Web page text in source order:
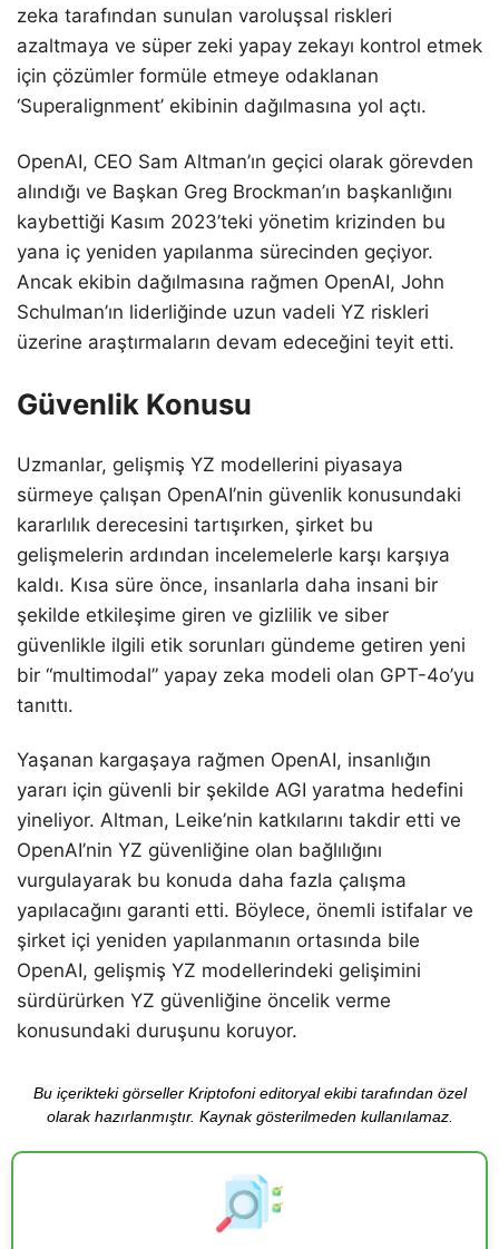
zeka tarafından sunulan varoluşsal riskleri
azaltmaya ve süper zeki yapay zekayı kontrol etmek
için çözümler formüle etmeye odaklanan
‘Superalignment’ ekibinin dağılmasına yol açtı.
OpenAI, CEO Sam Altman’ın geçici olarak görevden
alındığı ve Başkan Greg Brockman’ın başkanlığını
kaybettiği Kasım 2023’teki yönetim krizinden bu
yana iç yeniden yapılanma sürecinden geçiyor.
Ancak ekibin dağılmasına rağmen OpenAI, John
Schulman’ın liderliğinde uzun vadeli YZ riskleri
üzerine araştırmaların devam edeceğini teyit etti.
Güvenlik Konusu
Uzmanlar, gelişmiş YZ modellerini piyasaya
sürmeye çalışan OpenAI’nin güvenlik konusundaki
kararlılık derecesini tartışırken, şirket bu
gelişmelerin ardından incelemelerle karşı karşıya
kaldı. Kısa süre önce, insanlarla daha insani bir
şekilde etkileşime giren ve gizlilik ve siber
güvenlikle ilgili etik sorunları gündeme getiren yeni
bir “multimodal” yapay zeka modeli olan GPT-4o’yu
tanıttı.
Yaşanan kargaşaya rağmen OpenAI, insanlığın
yararı için güvenli bir şekilde AGI yaratma hedefini
yineliyor. Altman, Leike’nin katkılarını takdir etti ve
OpenAI’nin YZ güvenliğine olan bağlılığını
vurgulayarak bu konuda daha fazla çalışma
yapılacağını garanti etti. Böylece, önemli istifalar ve
şirket içi yeniden yapılanmanın ortasında bile
OpenAI, gelişmiş YZ modellerindeki gelişimini
sürdürürken YZ güvenliğine öncelik verme
konusundaki duruşunu koruyor.
Bu içerikteki görseller Kriptofoni editoryal ekibi tarafından özel
olarak hazırlanmıştır. Kaynak gösterilmeden kullanılamaz.